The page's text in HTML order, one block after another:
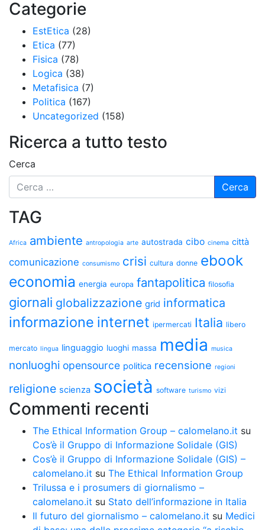
Categorie
EstEtica (28)
Etica (77)
Fisica (78)
Logica (38)
Metafisica (7)
Politica (167)
Uncategorized (158)
Ricerca a tutto testo
Cerca
TAG
Africa ambiente antropologia arte autostrada cibo cinema città
comunicazione consumismo crisi cultura donne ebook
economia energia europa fantapolitica filosofia
giornali globalizzazione grid informatica
informazione internet ipermercati Italia libero
mercato lingua linguaggio luoghi massa media musica
nonluoghi opensource politica recensione regioni
religione scienza società software turismo vizi
Commenti recenti
The Ethical Information Group – calomelano.it su
Cos’è il Gruppo di Informazione Solidale (GIS)
Cos’è il Gruppo di Informazione Solidale (GIS) –
calomelano.it su The Ethical Information Group
Trilussa e i prosumers di giornalismo –
calomelano.it su Stato dell’informazione in Italia
Il futuro del giornalismo – calomelano.it su Medici